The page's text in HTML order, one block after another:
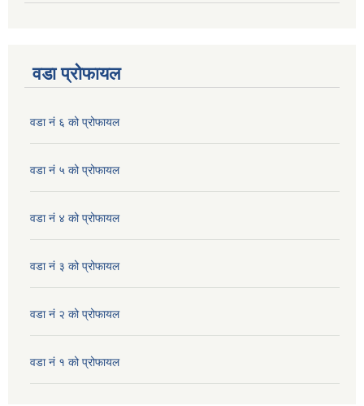
वडा प्रोफायल
वडा नं ६ को प्रोफायल
वडा नं ५ को प्रोफायल
वडा नं ४ को प्रोफायल
वडा नं ३ को प्रोफायल
वडा नं २ को प्रोफायल
वडा नं १ को प्रोफायल